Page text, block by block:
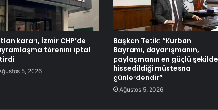
kararı, İzmir CHP’de
törenini iptal
5, 2026
Başkan Tetik: “Kurban
Bayramı, dayanışmanın,
paylaşmanın en güçlü şekilde
hissedildiği müstesna
günlerdendir”
Ağustos 5, 2026